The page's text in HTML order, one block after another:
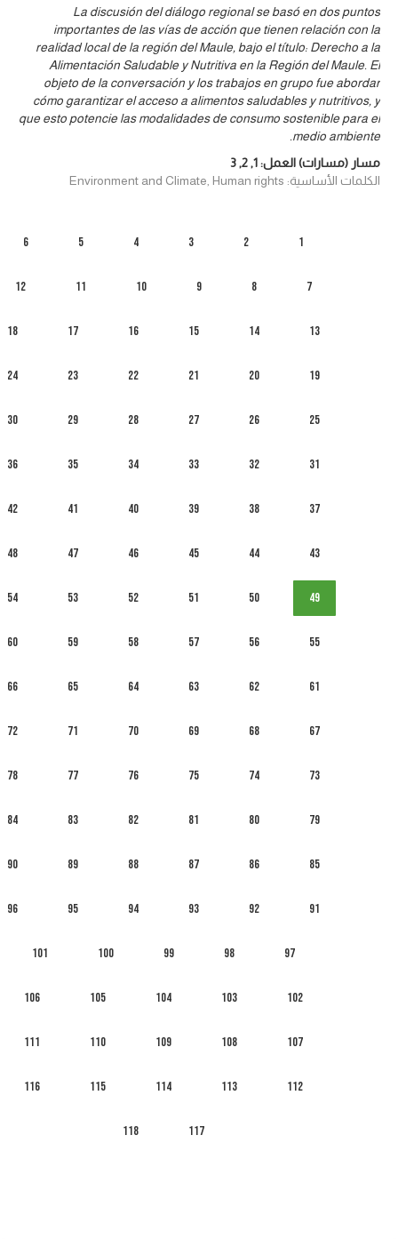
La discusión del diálogo regional se basó en dos puntos
importantes de las vías de acción que tienen relación con la
realidad local de la región del Maule, bajo el título: Derecho a la
Alimentación Saludable y Nutritiva en la Región del Maule. El
objeto de la conversación y los trabajos en grupo fue abordar
cómo garantizar el acceso a alimentos saludables y nutritivos, y
que esto potencie las modalidades de consumo sostenible para el
medio ambiente.
مسار (مسارات) العمل:1
,
2
,
3
الكلمات الأساسية: Environment and Climate, Human rights
1
2
3
4
5
6
7
8
9
10
11
12
13
14
15
16
17
18
19
20
21
22
23
24
25
26
27
28
29
30
31
32
33
34
35
36
37
38
39
40
41
42
43
44
45
46
47
48
49
50
51
52
53
54
55
56
57
58
59
60
61
62
63
64
65
66
67
68
69
70
71
72
73
74
75
76
77
78
79
80
81
82
83
84
85
86
87
88
89
90
91
92
93
94
95
96
97
98
99
100
101
102
103
104
105
106
107
108
109
110
111
112
113
114
115
116
117
118